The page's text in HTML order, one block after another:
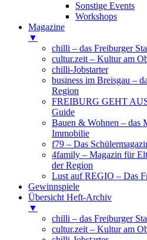
Sonstige Events
Workshops
Magazine
▼
chilli – das Freiburger
cultur.zeit – Kultur am
chilli-Jobstarter
business im Breisgau –
Region
FREIBURG GEHT
Guide
Bauen & Wohnen – das
Immobilie
f79 – Das
4family – Magazin für
der Region
Lust auf REGIO – Das
Gewinnspiele
Übersicht Heft-Archiv
▼
chilli – das Freiburger
cultur.zeit – Kultur am